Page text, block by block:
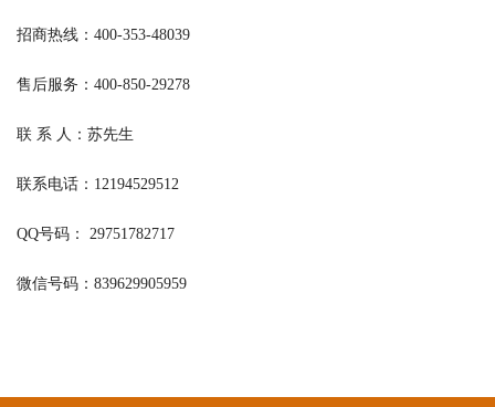
招商热线：400-353-48039
售后服务：400-850-29278
联 系 人：苏先生
联系电话：12194529512
QQ号码： 29751782717
微信号码：839629905959